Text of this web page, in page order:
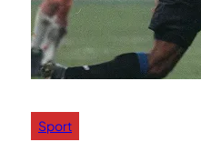
Sport